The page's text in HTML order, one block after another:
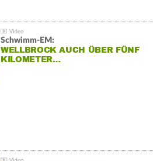
Schwimm-EM:
WELLBROCK AUCH ÜBER FÜNF
KILOMETER…